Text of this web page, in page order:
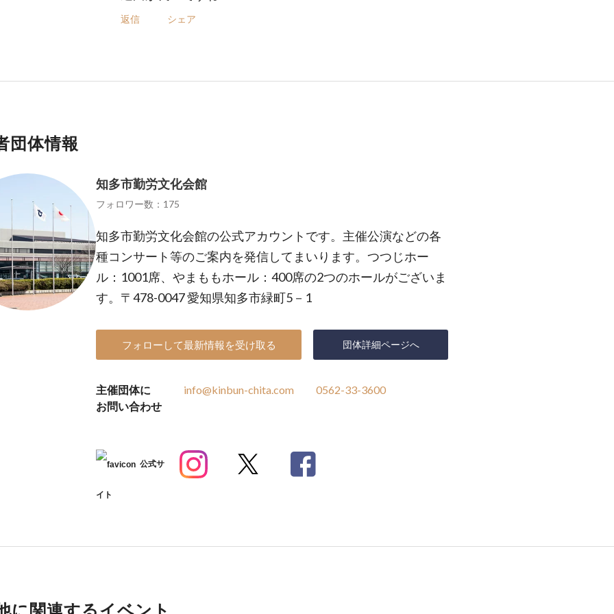
返信 シェア
団体情報
知多市勤労文化会館
フォロワー数：175
知多市勤労文化会館の公式アカウントです。主催公演などの各
種コンサート等のご案内を発信してまいります。つつじホー
ル：1001席、やまももホール：400席の2つのホールがございま
す。〒478-0047 愛知県知多市緑町5－1
フォローして最新情報を受け取る 団体詳細ページへ
主催団体に
お問い合わせ
info@kinbun-chita.com 0562-33-3600
公式サ
イト
に関連するイベント